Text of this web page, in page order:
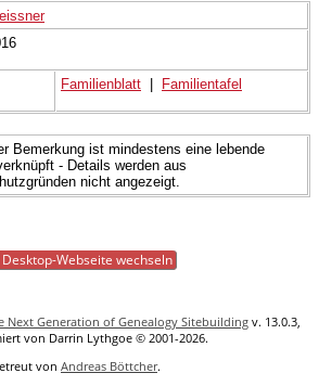
Familienblatt Familientafel
Bemerkung ist mindestens eine lebende
- Details werden aus
nicht angezeigt.
Webseite wechseln
Next Generation of Genealogy Sitebuilding v. 13.0.3,
von Darrin Lythgoe © 2001-2026.
von Andreas Böttcher.